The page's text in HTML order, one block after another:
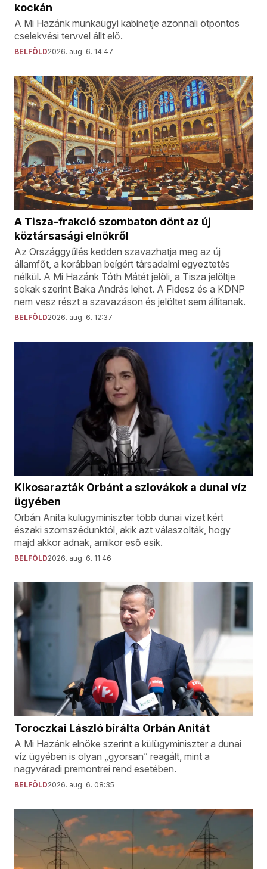
kockán
A Mi Hazánk munkaügyi kabinetje azonnali ötpontos
cselekvési tervvel állt elő.
BELFÖLD2026. aug. 6. 14:47
A Tisza-frakció szombaton dönt az új
köztársasági elnökről
Az Országgyűlés kedden szavazhatja meg az új
államfőt, a korábban beígért társadalmi egyeztetés
nélkül. A Mi Hazánk Tóth Mátét jelöli, a Tisza jelöltje
sokak szerint Baka András lehet. A Fidesz és a KDNP
nem vesz részt a szavazáson és jelöltet sem állítanak.
BELFÖLD2026. aug. 6. 12:37
Kikosarazták Orbánt a szlovákok a dunai víz
ügyében
Orbán Anita külügyminiszter több dunai vizet kért
északi szomszédunktól, akik azt válaszolták, hogy
majd akkor adnak, amikor eső esik.
BELFÖLD2026. aug. 6. 11:46
Toroczkai László bírálta Orbán Anitát
A Mi Hazánk elnöke szerint a külügyminiszter a dunai
víz ügyében is olyan „gyorsan” reagált, mint a
nagyváradi premontrei rend esetében.
BELFÖLD2026. aug. 6. 08:35